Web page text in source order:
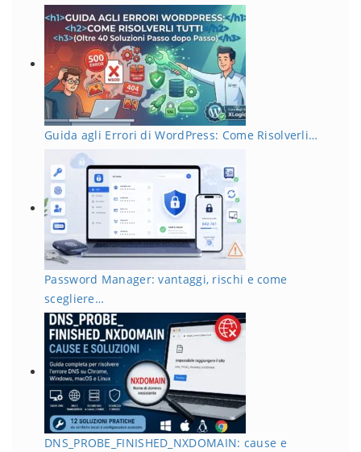
Guida agli Errori di WordPress: Come Risolverli…
Password Manager: vantaggi, rischi e come
scegliere…
DNS_PROBE_FINISHED_NXDOMAIN: cause e